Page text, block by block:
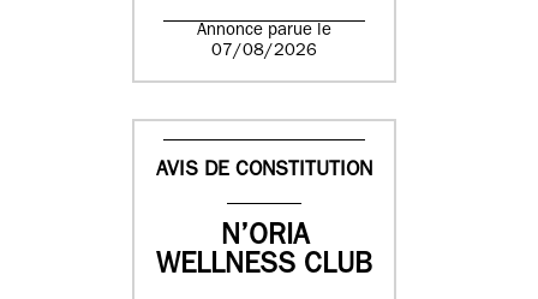
Annonce parue le
07/08/2026
AVIS DE CONSTITUTION
N’ORIA
WELLNESS CLUB